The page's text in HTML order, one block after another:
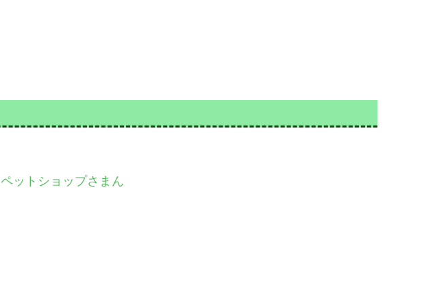
ペットショップさまん